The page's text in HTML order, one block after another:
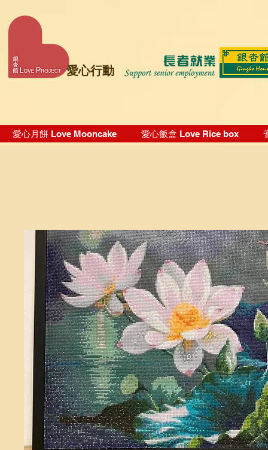
愛心行動
愛心月餅 Love Mooncake 愛心飯盒 Love Rice box